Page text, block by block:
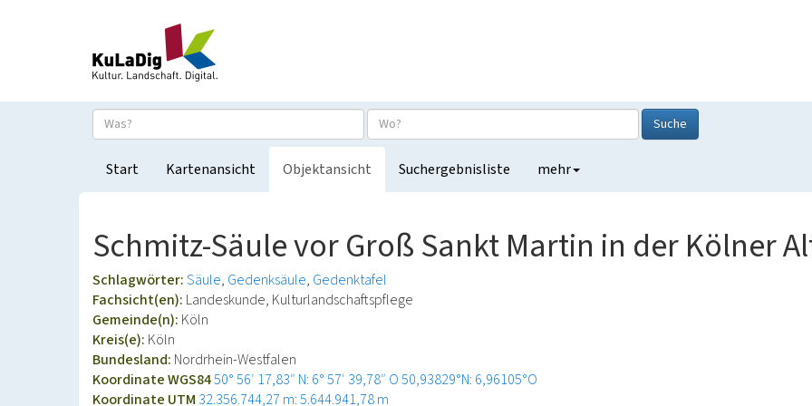
Suche
Start Kartenansicht Objektansicht Suchergebnisliste mehr
Schmitz-Säule vor Groß Sankt Martin in der Kölner
Schlagwörter:Säule Gedenksäule Gedenktafel
Fachsicht(en): Landeskunde, Kulturlandschaftspflege
Gemeinde(n): Köln
Kreis(e): Köln
Bundesland: Nordrhein-Westfalen
Koordinate WGS8450° 56′ 17,83″ N: 6° 57′ 39,78″ O50,93829°N: 6,96105°O
Koordinate UTM 32.356.744,27 m: 5.644.941,78 m